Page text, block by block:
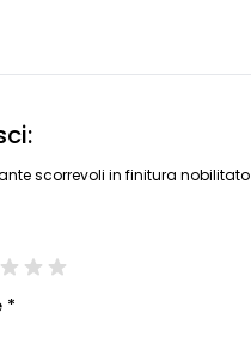
scorrevoli in finitura nobilitato
*